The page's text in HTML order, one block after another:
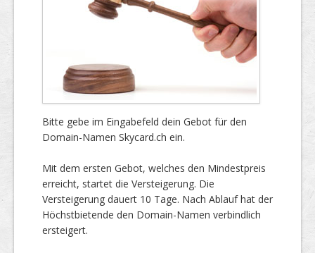
Bitte gebe im Eingabefeld dein Gebot für den
Domain-Namen Skycard.ch ein.
Mit dem ersten Gebot, welches den Mindestpreis
erreicht, startet die Versteigerung. Die
Versteigerung dauert 10 Tage. Nach Ablauf hat der
Höchstbietende den Domain-Namen verbindlich
ersteigert.